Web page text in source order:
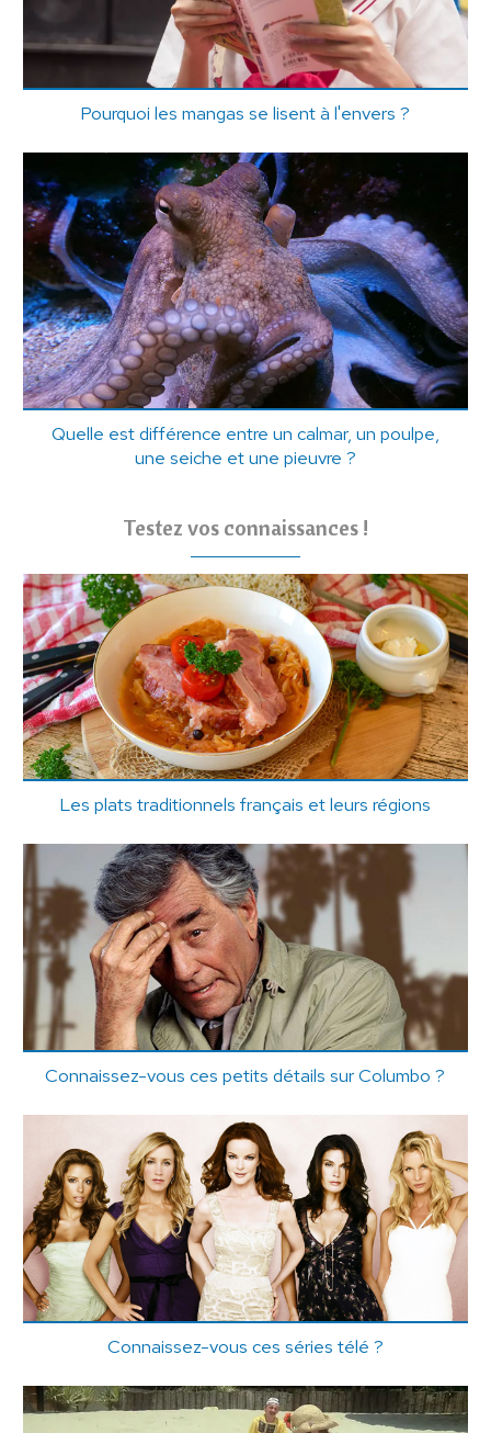
Pourquoi les mangas se lisent à l'envers ?
Quelle est différence entre un calmar, un poulpe,
une seiche et une pieuvre ?
Testez vos connaissances !
Les plats traditionnels français et leurs régions
Connaissez-vous ces petits détails sur Columbo ?
Connaissez-vous ces séries télé ?